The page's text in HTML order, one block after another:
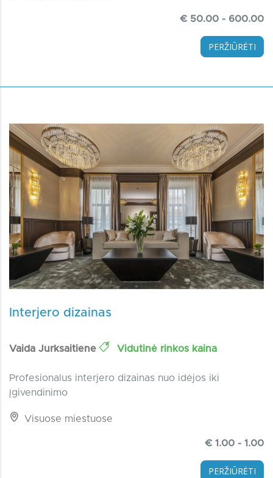
€ 50.00 - 600.00
PERŽIŪRĖTI
Interjero dizainas
Vaida Jurksaitiene Vidutinė rinkos kaina
Profesionalus interjero dizainas nuo idėjos iki
įgivendinimo
Visuose miestuose
€ 1.00 - 1.00
PERŽIŪRĖTI